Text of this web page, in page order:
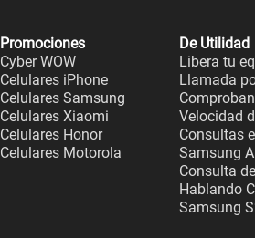
Promociones
Cyber WOW
Celulares iPhone
Celulares Samsung
Celulares Xiaomi
Celulares Honor
Celulares Motorola
De Utilidad
Libera tu
Llamada
Velocidad
Consultas
Samsung
Consulta
Hablando
Samsung